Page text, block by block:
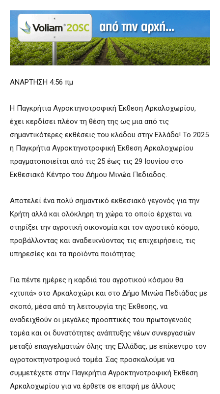
ΑΝΑΡΤΗΣΗ 4:56 πμ
Η Παγκρήτια Αγροκτηνοτροφική Έκθεση Αρκαλοχωρίου,
έχει κερδίσει πλέον τη θέση της ως μια από τις
σημαντικότερες εκθέσεις του κλάδου στην Ελλάδα! Το 2025
η Παγκρήτια Αγροκτηνοτροφική Έκθεση Αρκαλοχωρίου
πραγματοποιείται από τις 25 έως τις 29 Ιουνίου στο
Εκθεσιακό Κέντρο του Δήμου Μινώα Πεδιάδος.
Αποτελεί ένα πολύ σημαντικό εκθεσιακό γεγονός για την
Κρήτη αλλά και ολόκληρη τη χώρα το οποίο έρχεται να
στηρίξει την αγροτική οικονομία και τον αγροτικό κόσμο,
προβάλλοντας και αναδεικνύοντας τις επιχειρήσεις, τις
υπηρεσίες και τα προϊόντα ποιότητας.
Για πέντε ημέρες η καρδιά του αγροτικού κόσμου θα
«χτυπά» στο Αρκαλοχώρι και στο Δήμο Μινώα Πεδιάδας με
σκοπό, μέσα από τη λειτουργία της Έκθεσης, να
αναδειχθούν οι μεγάλες προοπτικές του πρωτογενούς
τομέα και οι δυνατότητες ανάπτυξης νέων συνεργασιών
μεταξύ επαγγελματιών όλης της Ελλάδας, με επίκεντρο τον
αγροτοκτηνοτροφικό τομέα. Σας προσκαλούμε να
συμμετέχετε στην Παγκρήτια Αγροκτηνοτροφική Έκθεση
Αρκαλοχωρίου για να έρθετε σε επαφή με άλλους